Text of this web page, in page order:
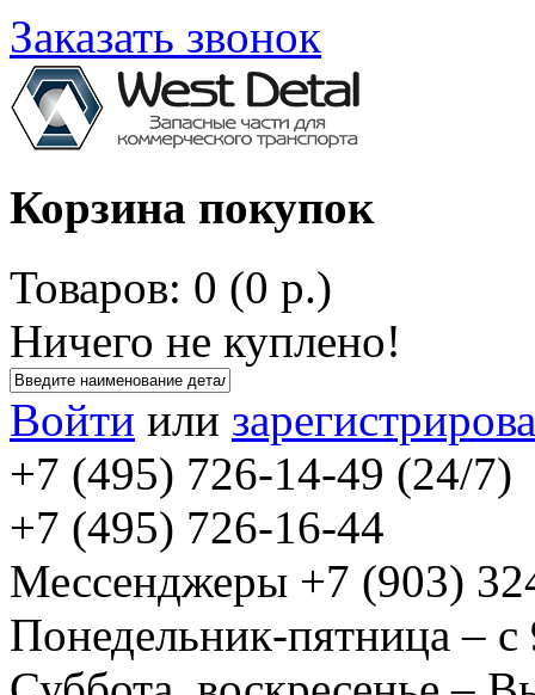
Заказать звонок
Корзина покупок
Товаров: 0 (0 р.)
Ничего не куплено!
Войти или
+7 (495) 726-14-49 (24/7)
+7 (495) 726-16-44
Мессенджеры +7 (903)
Понедельник-пятница –